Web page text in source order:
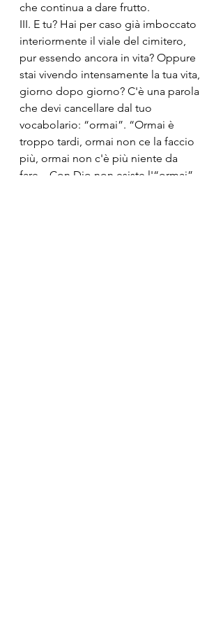
che continua a dare frutto.
III. E tu? Hai per caso già imboccato
interiormente il viale del cimitero,
pur essendo ancora in vita? Oppure
stai vivendo intensamente la tua vita,
giorno dopo giorno? C'è una parola
che devi cancellare dal tuo
vocabolario: “ormai”. “Ormai è
troppo tardi, ormai non ce la faccio
più, ormai non c'è più niente da
fare... Con Dio non esiste l'“ormai”.